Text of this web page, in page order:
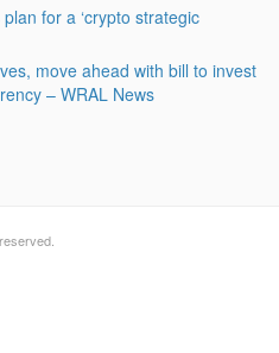
for a ‘crypto strategic
move ahead with bill to invest
– WRAL News